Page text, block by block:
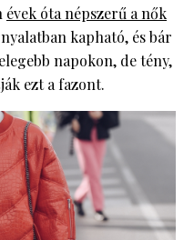
évek óta népszerű a nők
kapható, és bár
napokon, de tény,
ezt a fazont.